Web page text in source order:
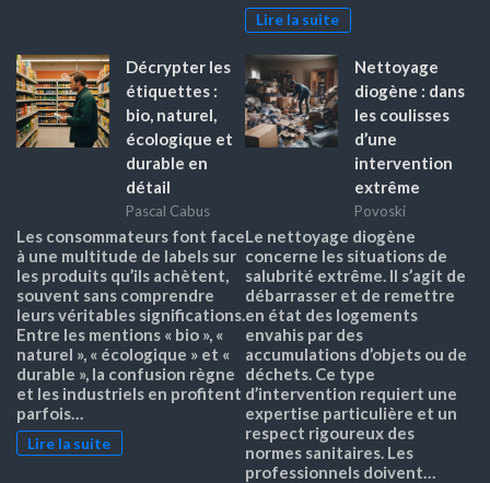
Lire la suite
Décrypter les
étiquettes :
bio, naturel,
écologique et
durable en
détail
Pascal Cabus
Les consommateurs font face
à une multitude de labels sur
les produits qu’ils achètent,
souvent sans comprendre
leurs véritables significations.
Entre les mentions « bio », «
naturel », « écologique » et «
durable », la confusion règne
et les industriels en profitent
parfois…
Lire la suite
Nettoyage
diogène : dans
les coulisses
d’une
intervention
extrême
Povoski
Le nettoyage diogène
concerne les situations de
salubrité extrême. Il s’agit de
débarrasser et de remettre
en état des logements
envahis par des
accumulations d’objets ou de
déchets. Ce type
d’intervention requiert une
expertise particulière et un
respect rigoureux des
normes sanitaires. Les
professionnels doivent…